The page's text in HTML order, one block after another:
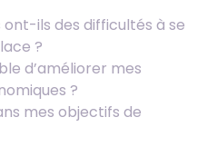
ils des difficultés à se
?
d’améliorer mes
?
mes objectifs de